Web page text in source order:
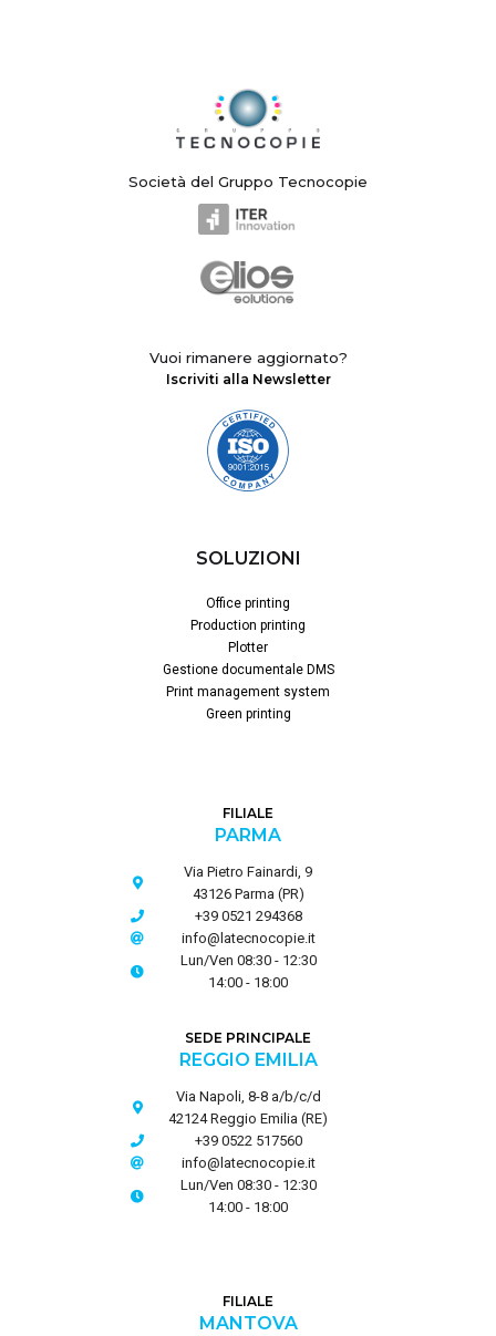
Società del Gruppo Tecnocopie
Vuoi rimanere aggiornato?
Iscriviti alla Newsletter
SOLUZIONI
Office printing
Production printing
Plotter
Gestione documentale DMS
Print management system
Green printing
FILIALE
PARMA
Via Pietro Fainardi, 9
43126 Parma (PR)
+39 0521 294368
info@latecnocopie.it
Lun/Ven 08:30 - 12:30
14:00 - 18:00
SEDE PRINCIPALE
REGGIO EMILIA
Via Napoli, 8-8 a/b/c/d
42124 Reggio Emilia (RE)
+39 0522 517560
info@latecnocopie.it
Lun/Ven 08:30 - 12:30
14:00 - 18:00
FILIALE
MANTOVA